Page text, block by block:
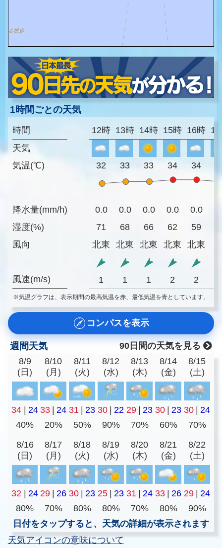
1時間ごとの天気
時間
天気
気温(℃)
降水量(mm/h)
湿度(%)
風向
風速(m/s)
12時 13時 14時 15時 16時
32 33 33 34 34
0.0 0.0 0.0 0.0 0.0
71
68 66 62 59
北東
北東 北東 北東 北東
1 1 1 2 2
※気温グラフは、表示期間の最高気温を赤、最低気温を青としています。
コンパスを表示
週間天気
90日間の天気を見る
8/9
(日)
8/10
(月)
8/11
(火)
8/12
(水)
8/13
(木)
8/14
(金)
8/15
(土)
34 24 33 24 31 23 30 22 29 23 30 23 30
24
40%
20% 50% 90% 70% 60% 70%
8/16
(日)
8/17
(月)
8/18
(火)
8/19
(水)
8/20
(木)
8/21
(金)
8/22
(土)
32 24 29 26 30 23 25 23 31 24 33 26 29
24
80%
70% 80% 80% 70% 80%
90%
日付をタップすると、天気の詳細が表示されます
天気アイコンの意味について